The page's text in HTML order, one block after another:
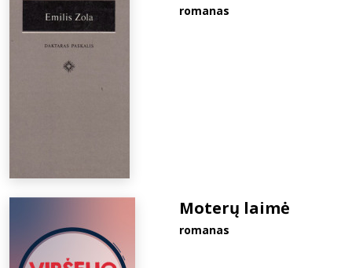
romanas
Moterų laimė
romanas